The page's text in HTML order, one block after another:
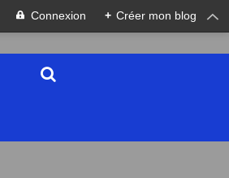
Connexion + Créer mon blog